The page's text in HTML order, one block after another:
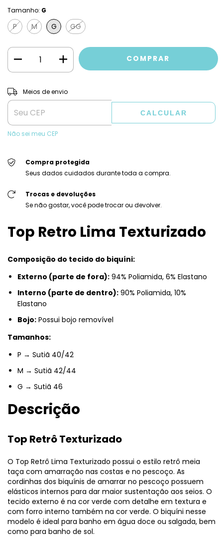
Tamanho: G
P M G GG
Entregas para o CEP:
Meios de envio
CALCULAR
Não sei meu CEP
Compra protegida
Seus dados cuidados durante toda a compra.
Trocas e devoluções
Se não gostar, você pode trocar ou devolver.
Top Retro Lima Texturizado
Composição do tecido do biquíni:
Externo (parte de fora): 94% Poliamida, 6% Elastano
Interno (parte de dentro): 90% Poliamida, 10%
Elastano
Bojo: Possui bojo removível
Tamanhos:
P → Sutiã 40/42
M → Sutiã 42/44
G → Sutiã 46
Descrição
Top Retrô Texturizado
O Top Retrô Lima Texturizado possui o estilo retrô meia
taça com amarração nas costas e no pescoço. As
cordinhas dos biquínis de amarrar no pescoço possuem
elásticos internos para dar maior sustentação aos seios. O
tecido externo é na cor verde com detalhe em textura e
com forro interno também na cor verde. O biquíni nesse
modelo é ideal para banho em água doce ou salgada, bem
como para banho de sol.